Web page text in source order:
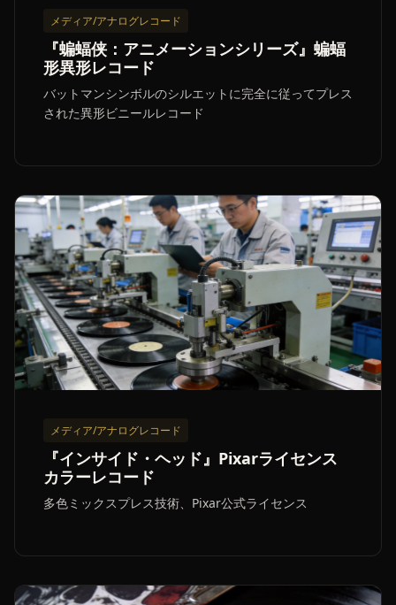
メディア/アナログレコード
『蝙蝠侠：アニメーションシリーズ』蝙蝠
形異形レコード
バットマンシンボルのシルエットに完全に従ってプレス
された異形ビニールレコード
メディア/アナログレコード
『インサイド・ヘッド』Pixarライセンス
カラーレコード
多色ミックスプレス技術、Pixar公式ライセンス